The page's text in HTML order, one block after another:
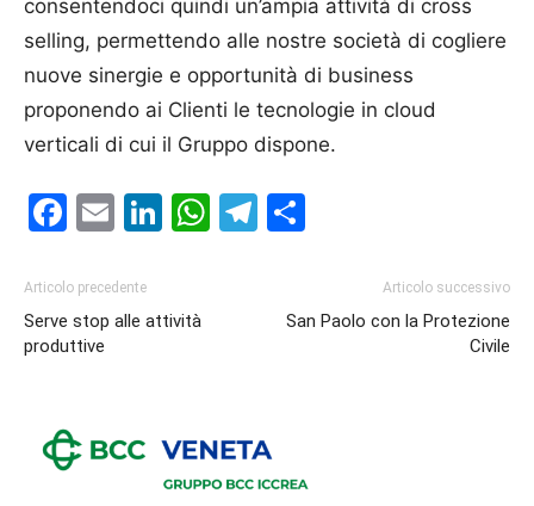
consentendoci quindi un’ampia attività di cross
selling, permettendo alle nostre società di cogliere
nuove sinergie e opportunità di business
proponendo ai Clienti le tecnologie in cloud
verticali di cui il Gruppo dispone.
Facebook
EmailLinkedIn
WhatsApp
Telegram
Articolo precedente
Serve stop alle attività
produttive
Articolo successivo
San Paolo con la Protezione
Civile